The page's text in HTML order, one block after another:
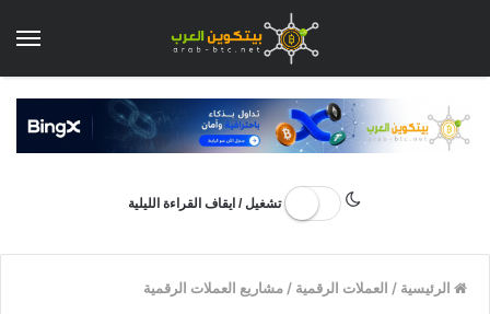
تشغيل / ايقاف القراءة الليلية
الرئيسية / العملات الرقمية /مشاريع العملات الرقمية